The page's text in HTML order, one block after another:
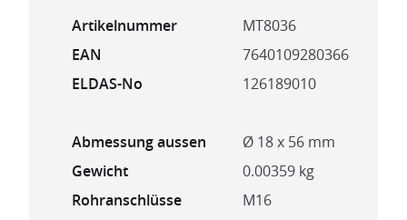
Artikelnummer
MT8036
EAN
7640109280366
ELDAS-No
126189010
Abmessung aussen
Ø 18 x 56 mm
Gewicht
0.00359 kg
Rohranschlüsse
M16